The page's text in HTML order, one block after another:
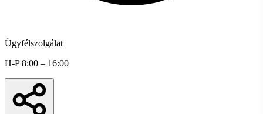
Ügyfélszolgálat
H-P 8:00 – 16:00